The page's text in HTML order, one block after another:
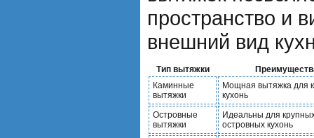
пространство и
внешний вид
Тип вытяжки
Каминные
вытяжки
Мощная вытяжка для
кухонь
Островные
вытяжки
Идеальны для
островных кухонь